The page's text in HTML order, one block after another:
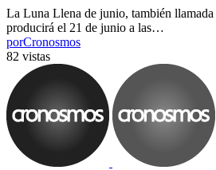
La Luna Llena de junio, también llamada
producirá el 21 de junio a las…
porCronosmos
82 vistas